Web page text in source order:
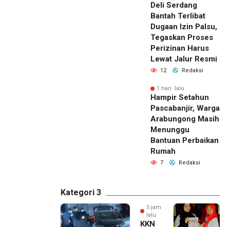
Deli Serdang
Bantah Terlibat
Dugaan Izin Palsu,
Tegaskan Proses
Perizinan Harus
Lewat Jalur Resmi
12 Redaksi
1 hari lalu
Hampir Setahun
Pascabanjir, Warga
Arabungong Masih
Menunggu
Bantuan Perbaikan
Rumah
7 Redaksi
Kategori 3
5 jam
lalu
KKN